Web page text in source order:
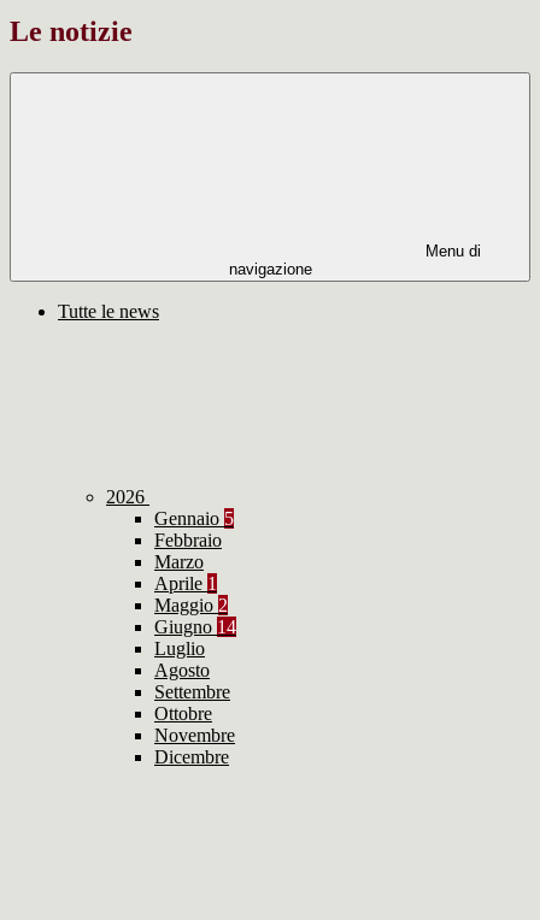
Le notizie
Menu di
navigazione
Tutte le news
2026
Gennaio 5
Febbraio
Marzo
Aprile 1
Maggio 2
Giugno 14
Luglio
Agosto
Settembre
Ottobre
Novembre
Dicembre